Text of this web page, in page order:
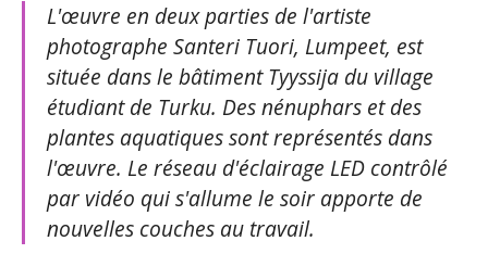
L'œuvre en deux parties de l'artiste
photographe Santeri Tuori, Lumpeet, est
située dans le bâtiment Tyyssija du village
étudiant de Turku. Des nénuphars et des
plantes aquatiques sont représentés dans
l'œuvre. Le réseau d'éclairage LED contrôlé
par vidéo qui s'allume le soir apporte de
nouvelles couches au travail.